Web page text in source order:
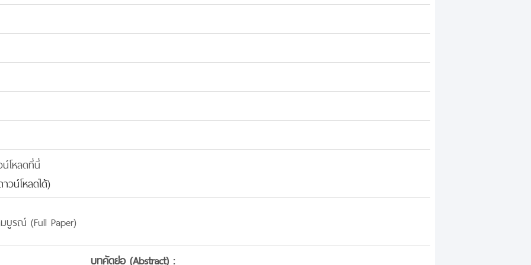
โหลดที่นี่
วน์โหลดได้)
บูรณ์ (Full Paper)
บทคัดย่อ (Abstract) :